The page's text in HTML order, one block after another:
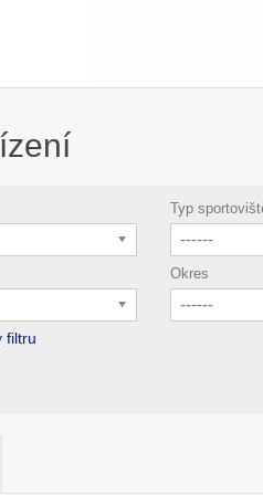
Typ
------
Okres
------
filtru